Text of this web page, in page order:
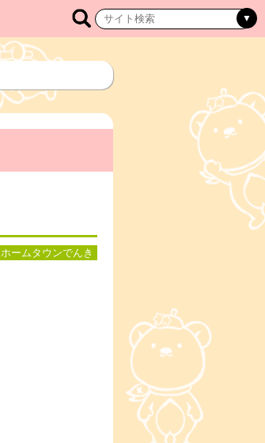
ホームタウンでんき